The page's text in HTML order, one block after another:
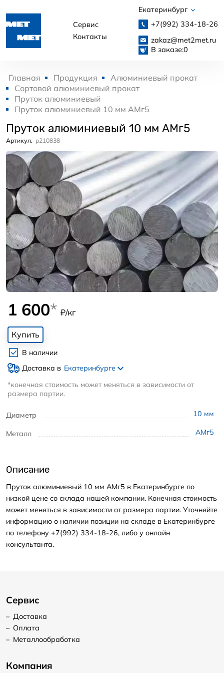
Сервис
Контакты
Екатеринбург
+7(992) 334-18-26
zakaz@met2met.ru
В заказе:0
Главная Продукция
Алюминиевый прокат
Сортовой алюминиевый прокат
Пруток алюминиевый
Пруток алюминиевый 10 мм АМг5
Пруток алюминиевый 10 мм АМг5
Артикул. p210838
Диаметр 10 мм
Металл АМг5
1 600* ₽/кг
Купить
В наличии
Доставка в Екатеринбурге
*конечная стоимость может меняться в зависимости от
размера партии.
Описание
Пруток алюминиевый 10 мм АМг5 в Екатеринбурге по
низкой цене со склада нашей компании. Конечная стоимость
может меняться в зависимости от размера партии. Уточняйте
информацию о наличии позиции на складе в Екатеринбурге
по телефону +7(992) 334-18-26, либо у онлайн
консультанта.
Сервис
– Доставка
– Оплата
– Металлообработка
Компания